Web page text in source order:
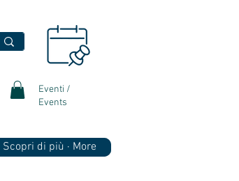
Eventi /
Events
Scopri di più · More